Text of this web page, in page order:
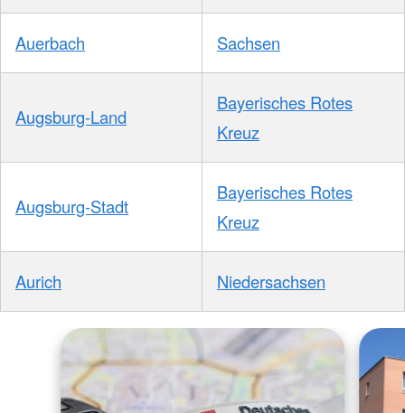
Auerbach Sachsen
Augsburg-Land
Bayerisches Rotes
Kreuz
Augsburg-Stadt
Bayerisches Rotes
Kreuz
Aurich Niedersachsen